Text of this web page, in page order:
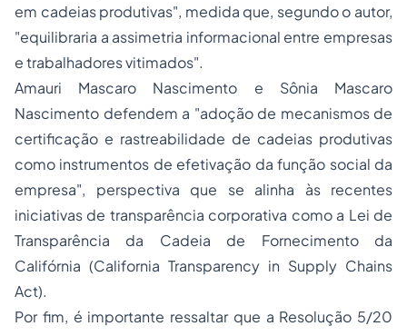
em cadeias produtivas", medida que, segundo o autor,
"equilibraria a assimetria informacional entre empresas
e trabalhadores vitimados".
Amauri Mascaro Nascimento e Sônia Mascaro
Nascimento defendem a "adoção de mecanismos de
certificação e rastreabilidade de cadeias produtivas
como instrumentos de efetivação da função social da
empresa", perspectiva que se alinha às recentes
iniciativas de transparência corporativa como a Lei de
Transparência da Cadeia de Fornecimento da
Califórnia (California Transparency in Supply Chains
Act).
Por fim, é importante ressaltar que a Resolução 5/20